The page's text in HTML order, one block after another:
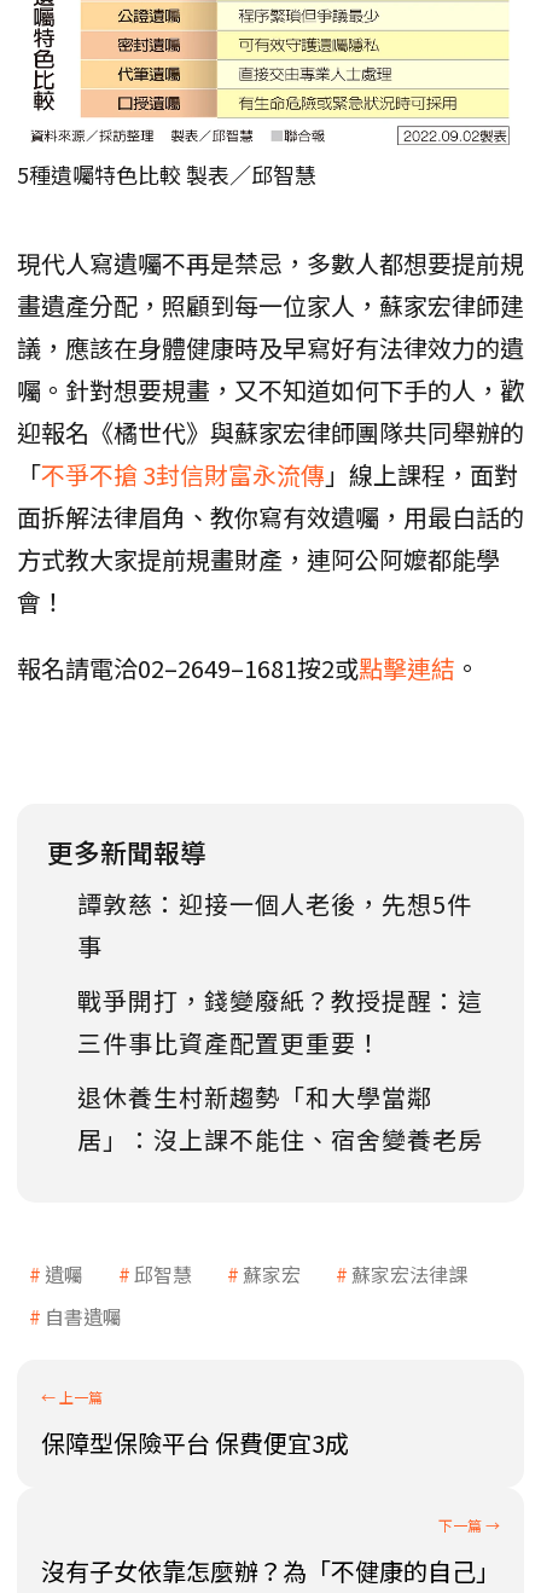
5種遺囑特色比較 製表／邱智慧
現代人寫遺囑不再是禁忌，多數人都想要提前規
畫遺產分配，照顧到每一位家人，蘇家宏律師建
議，應該在身體健康時及早寫好有法律效力的遺
囑。針對想要規畫，又不知道如何下手的人，歡
迎報名《橘世代》與蘇家宏律師團隊共同舉辦的
「不爭不搶 3封信財富永流傳 」線上課程，面對
面拆解法律眉角、教你寫有效遺囑，用最白話的
方式教大家提前規畫財產，連阿公阿嬤都能學
會！
報名請電洽02–2649–1681按2或點擊連結 。
更多新聞報導
譚敦慈：迎接一個人老後，先想5件
事
戰爭開打，錢變廢紙？教授提醒：這
三件事比資產配置更重要！
退休養生村新趨勢「和大學當鄰
居」：沒上課不能住、宿舍變養老房
遺囑 邱智慧 蘇家宏
蘇家宏法律課
自書遺囑
保障型保險平台 保費便宜3成
沒有子女依靠怎麼辦？為「不健康的自己」